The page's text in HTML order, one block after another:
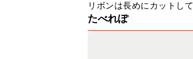
リボンは長めにカットし
たべれぽ